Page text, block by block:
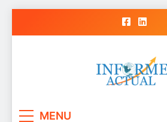
MENU